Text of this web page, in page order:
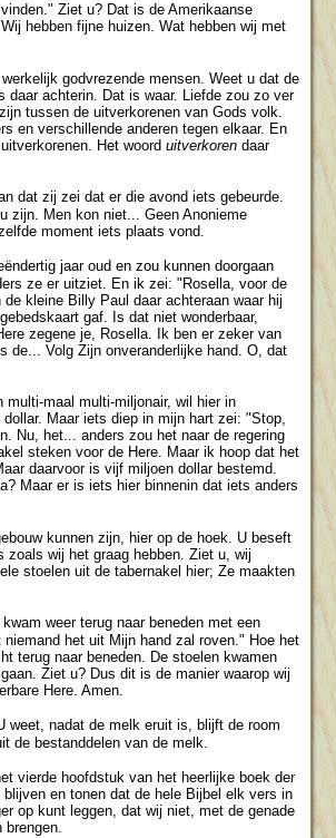
Ziet u? Dat is de Amerikaanse
hebben fijne huizen. Wat hebben wij met
godvrezende mensen. Weet u dat de
daar achterin. Dat is waar. Liefde zou zo ver
tussen de uitverkorenen van Gods volk.
en verschillende anderen tegen elkaar. En
Het woord uitverkoren daar
dat zij zei dat er die avond iets gebeurde.
zijn. Men kon niet... Geen Anonieme
moment iets plaats vond.
jaar oud en zou kunnen doorgaan
ze er uitziet. En ik zei: "Rosella, voor de
kleine Billy Paul daar achteraan waar hij
gaf. Is dat niet wonderbaar,
zegene je, Rosella. Ik ben er zeker van
de... Volg Zijn onveranderlijke hand. O, dat
multi-maal multi-miljonair, wil hier in
Maar iets diep in mijn hart zei: "Stop,
Nu, het... anders zou het naar de regering
steken voor de Here. Maar ik hoop dat het
daarvoor is vijf miljoen dollar bestemd.
Maar er is iets hier binnenin dat iets anders
kunnen zijn, hier op de hoek. U beseft
zoals wij het graag hebben. Ziet u, wij
stoelen uit de tabernakel hier; Ze maakten
weer terug naar beneden met een
het uit Mijn hand zal roven." Hoe het
terug naar beneden. De stoelen kwamen
Ziet u? Dus dit is de manier waarop wij
Here. Amen.
weet, nadat de melk eruit is, blijft de room
de bestanddelen van de melk.
vierde hoofdstuk van het heerlijke boek der
en tonen dat de hele Bijbel elk vers in
op kunt leggen, dat wij niet, met de genade
brengen.